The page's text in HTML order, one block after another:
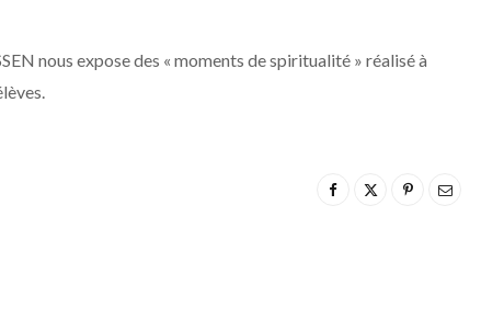
nous expose des « moments de spiritualité » réalisé à